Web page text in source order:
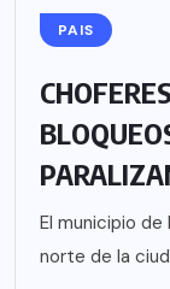
PAIS
El municipio
norte de la